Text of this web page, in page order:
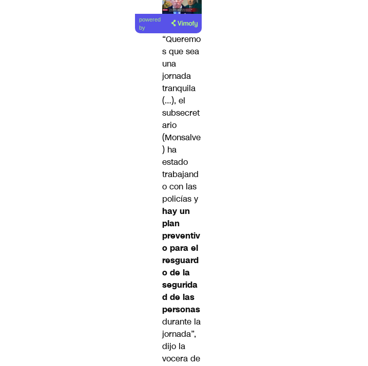
powered
by
“Queremo
s que sea
una
jornada
tranquila
(…), el
subsecret
ario
(Monsalve
) ha
estado
trabajand
o con las
policías y
hay un
plan
preventiv
o para el
resguard
o de la
segurida
d de las
personas
durante la
jornada”,
dijo la
vocera de